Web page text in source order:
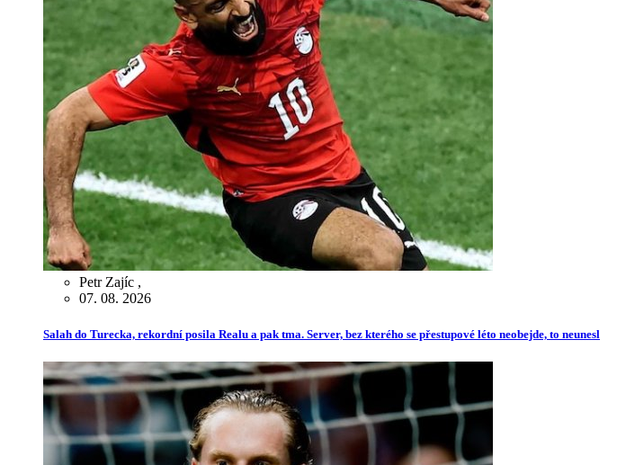
Petr Zajíc ,
07. 08. 2026
Salah do Turecka, rekordní posila Realu a pak tma. Server, bez kterého se přestupové léto neobejde, to neunesl